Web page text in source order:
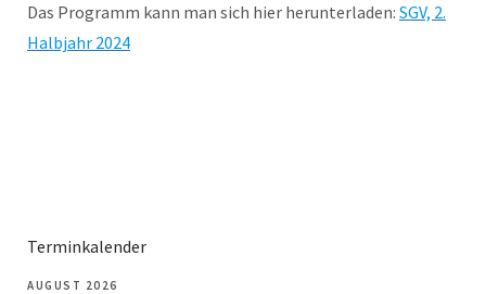
Das Programm kann man sich hier herunterladen: SGV, 2.
Halbjahr 2024
Terminkalender
AUGUST 2026